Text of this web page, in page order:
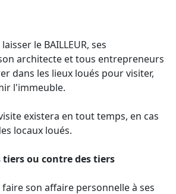
le BAILLEUR, ses
architecte et tous entrepreneurs
dans les lieux loués pour visiter,
l'immeuble.
existera en tout temps, en cas
locaux loués.
tiers ou contre des tiers
faire son affaire personnelle à ses